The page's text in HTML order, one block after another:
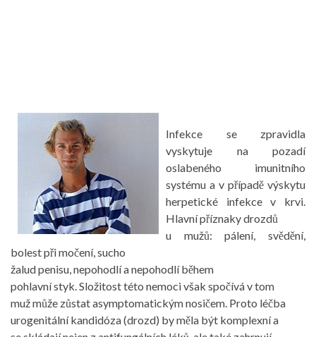
Infekce se zpravidla
vyskytuje na pozadí
oslabeného imunitního
systému a v případě výskytu
herpetické infekce v krvi.
Hlavní příznaky drozdů
u mužů: pálení, svědění,
bolest při močení, sucho
žalud penisu, nepohodlí a nepohodlí během
pohlavní styk. Složitost této nemoci však spočívá v tom
muž může zůstat asymptomatickým nosičem. Proto léčba
urogenitální kandidóza (drozd) by měla být komplexní a